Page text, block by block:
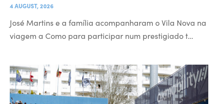
4 AUGUST, 2026
José Martins e a família acompanharam o Vila Nova na
viagem a Como para participar num prestigiado t…